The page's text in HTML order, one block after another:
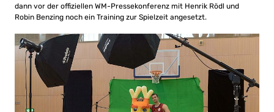
dann vor der offiziellen WM-Pressekonferenz mit Henrik Rödl und
Robin Benzing noch ein Training zur Spielzeit angesetzt.